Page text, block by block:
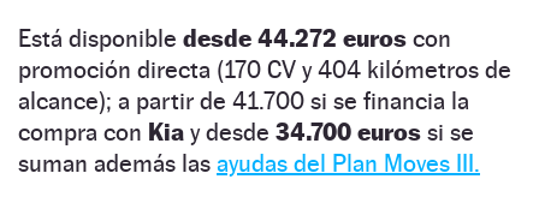
Está disponible desde 44.272 euros con
promoción directa (170 CV y 404 kilómetros de
alcance); a partir de 41.700 si se financia la
compra con Kia y desde 34.700 euros si se
suman además las ayudas del Plan Moves III.